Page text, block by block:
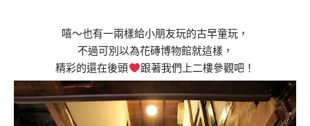
嘻～也有一兩樣給小朋友玩的古早童玩，
不過可別以為花磚博物館就這樣，
精彩的還在後頭
跟著我們上二樓參觀吧！